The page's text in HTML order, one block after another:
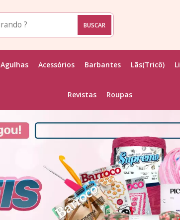
Agulhas Acessórios Barbantes Lãs(Tricô)
Revistas Roupas